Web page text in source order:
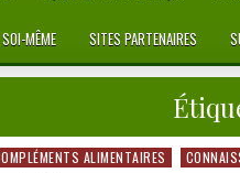
MÊME SITES PARTENAIRES
ALIMENTAIRES